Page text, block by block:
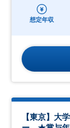
想定年収
【東京】大